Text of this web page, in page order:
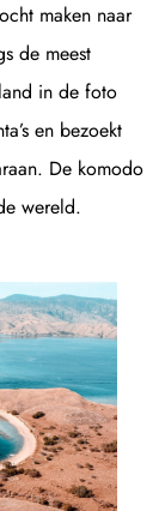
maken naar
de meest
in de foto
en bezoekt
De komodo
wereld.